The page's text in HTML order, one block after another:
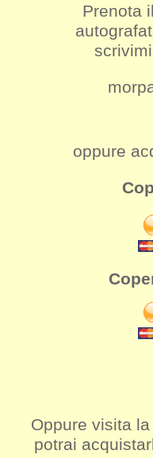
Prenota
oppure
Oppure visita
potrai